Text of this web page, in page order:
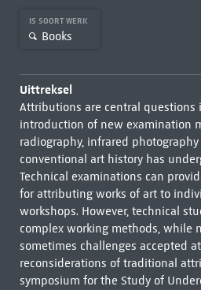
IS SOORT WERK
Books
Uittreksel
Attributions are central questions
introduction of new examination
radiography, infrared
conventional art history has
Technical examinations can
for attributing works of art to
workshops. However, technical
complex working methods, while
sometimes challenges accepted
reconsiderations of traditional
symposium for the Study of